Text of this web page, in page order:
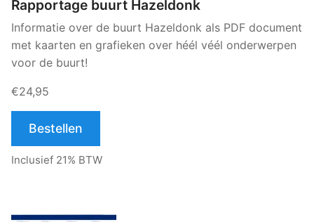
Rapportage buurt Hazeldonk
Informatie over de buurt Hazeldonk als PDF document
met kaarten en grafieken over héél véél onderwerpen
voor de buurt!
€24,95
Bestellen
Inclusief 21% BTW